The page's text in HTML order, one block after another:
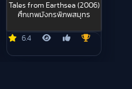
Tales from Earthsea (2006)
ศึกเทพมังกรพิภพสมุทร
6.4